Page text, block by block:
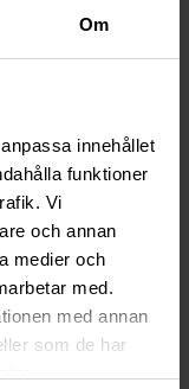
Om
innehållet
funktioner
Vi
och annan
medier och
med.
med annan
som de har